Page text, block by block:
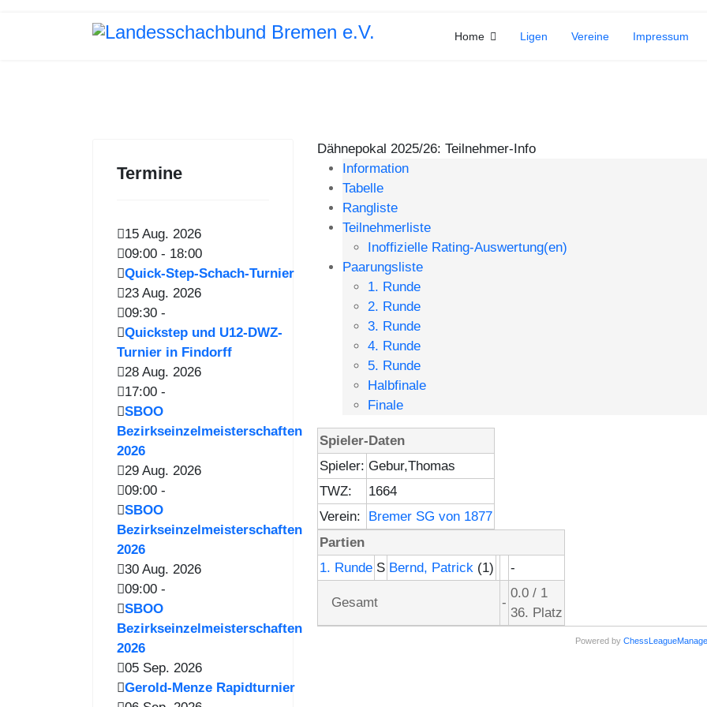
Home Ligen Vereine Impressum
Termine
15 Aug. 2026
09:00 - 18:00
Quick-Step-Schach-Turnier
23 Aug. 2026
09:30 -
Quickstep und U12-DWZ-
Turnier in Findorff
28 Aug. 2026
17:00 -
SBOO
Bezirkseinzelmeisterschaften
2026
29 Aug. 2026
09:00 -
SBOO
Bezirkseinzelmeisterschaften
2026
30 Aug. 2026
09:00 -
SBOO
Bezirkseinzelmeisterschaften
2026
05 Sep. 2026
Gerold-Menze Rapidturnier
Dähnepokal 2025/26: Teilnehmer-Info
Information
Tabelle
Rangliste
Teilnehmerliste
Inoffizielle Rating-Auswertung(en)
Paarungsliste
1. Runde
2. Runde
3. Runde
4. Runde
5. Runde
Halbfinale
Finale
Spieler-Daten
Spieler: Gebur,Thomas
TWZ:
1664
Verein:
Bremer SG von 1877
Partien
1. Runde S Bernd, Patrick(1) -
Gesamt -
0.0 / 1
36. Platz
Powered by